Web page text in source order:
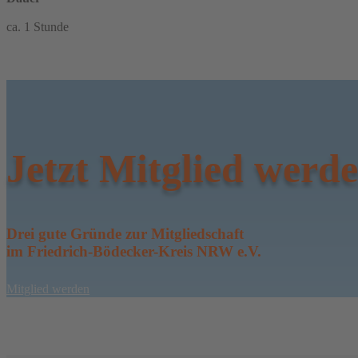
ca. 1 Stunde
Jetzt Mitglied
Drei gute Gründe zur Mitgliedschaft
im Friedrich-Bödecker-Kreis NRW e.V.
Mitglied werden